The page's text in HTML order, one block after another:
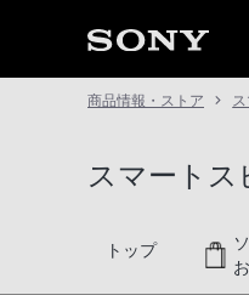
商品情報・ストア
スマート
トップ